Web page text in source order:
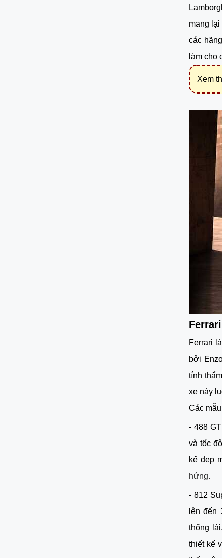
mang
các
làm cho
Xem
Ferrari
Ferrari
bởi
tính
xe này
Các
- 488
và tốc
hứng.
- 812
lên đến
thống
thiết kế